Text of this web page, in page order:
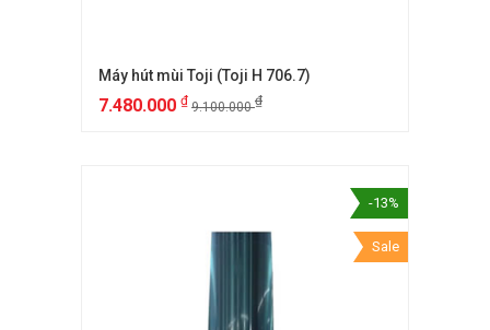
Máy hút mùi Toji (Toji H 706.7)
7.480.000 ₫ 9.100.000₫
-13%
Sale